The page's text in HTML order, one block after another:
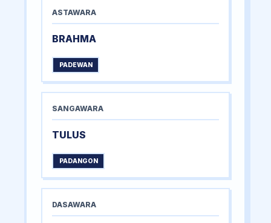
ASTAWARA
BRAHMA
PADEWAN
SANGAWARA
TULUS
PADANGON
DASAWARA